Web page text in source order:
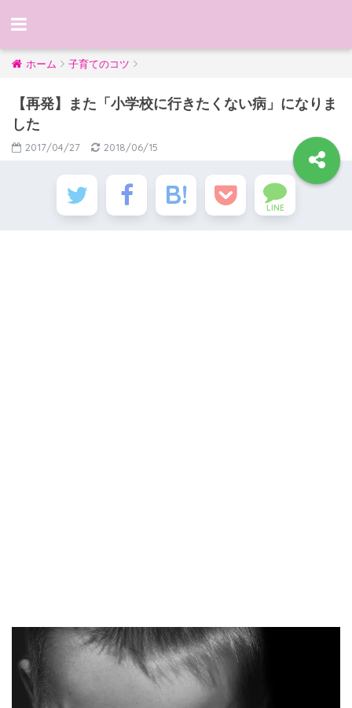
ホーム 子育てのコツ
【再発】また「小学校に行きたくない病」になりま
した
2017/04/27 2018/06/15
LINE